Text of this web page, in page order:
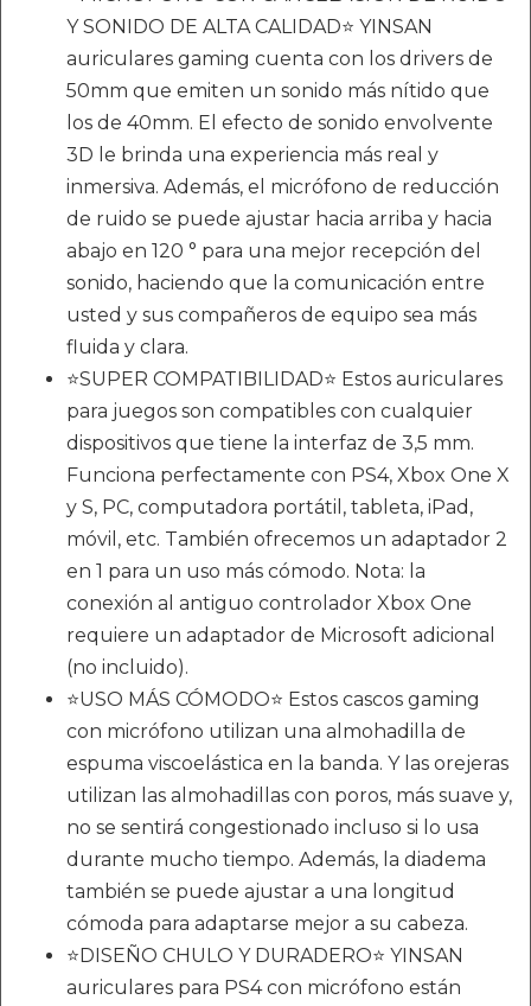
Y SONIDO DE ALTA CALIDAD⭐ YINSAN
auriculares gaming cuenta con los drivers de
50mm que emiten un sonido más nítido que
los de 40mm. El efecto de sonido envolvente
3D le brinda una experiencia más real y
inmersiva. Además, el micrófono de reducción
de ruido se puede ajustar hacia arriba y hacia
abajo en 120 ° para una mejor recepción del
sonido, haciendo que la comunicación entre
usted y sus compañeros de equipo sea más
fluida y clara.
⭐SUPER COMPATIBILIDAD⭐ Estos auriculares
para juegos son compatibles con cualquier
dispositivos que tiene la interfaz de 3,5 mm.
Funciona perfectamente con PS4, Xbox One X
y S, PC, computadora portátil, tableta, iPad,
móvil, etc. También ofrecemos un adaptador 2
en 1 para un uso más cómodo. Nota: la
conexión al antiguo controlador Xbox One
requiere un adaptador de Microsoft adicional
(no incluido).
⭐USO MÁS CÓMODO⭐ Estos cascos gaming
con micrófono utilizan una almohadilla de
espuma viscoelástica en la banda. Y las orejeras
utilizan las almohadillas con poros, más suave y,
no se sentirá congestionado incluso si lo usa
durante mucho tiempo. Además, la diadema
también se puede ajustar a una longitud
cómoda para adaptarse mejor a su cabeza.
⭐DISEÑO CHULO Y DURADERO⭐ YINSAN
auriculares para PS4 con micrófono están